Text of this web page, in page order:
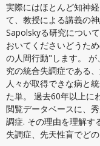
実際にはほとんど知神
て、教授による講義の
Sapolskyる研究につい
おいてくださいどうた
の人間行動"します。
究の統合失調症である
人々が取得できな病と
た単。 過去60年以上に
閲覧データベースに、
調症. その理由を理解す
失調症、先天性盲でど